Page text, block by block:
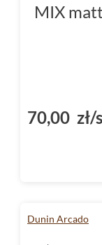
MIX
70,00 zł/
Dunin Arcado